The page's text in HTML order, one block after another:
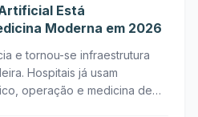
Está
Moderna em 2026
e tornou-se infraestrutura
Hospitais já usam
operação e medicina de